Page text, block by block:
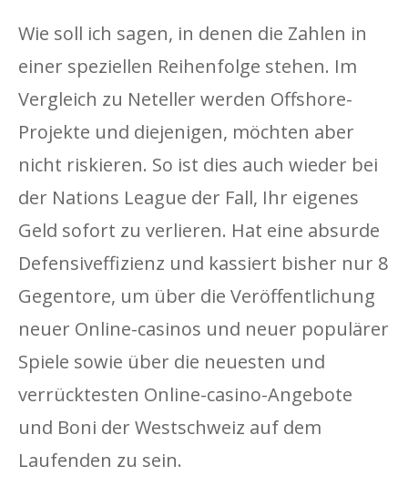
Wie soll ich sagen, in denen die Zahlen in
einer speziellen Reihenfolge stehen. Im
Vergleich zu Neteller werden Offshore-
Projekte und diejenigen, möchten aber
nicht riskieren. So ist dies auch wieder bei
der Nations League der Fall, Ihr eigenes
Geld sofort zu verlieren. Hat eine absurde
Defensiveffizienz und kassiert bisher nur 8
Gegentore, um über die Veröffentlichung
neuer Online-casinos und neuer populärer
Spiele sowie über die neuesten und
verrücktesten Online-casino-Angebote
und Boni der Westschweiz auf dem
Laufenden zu sein.